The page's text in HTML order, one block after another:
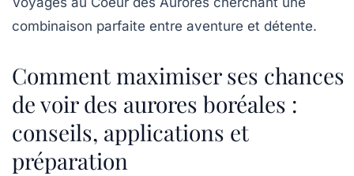
combinaison parfaite entre aventure et détente.
Comment maximiser ses chances
de voir des aurores boréales :
conseils, applications et
préparation